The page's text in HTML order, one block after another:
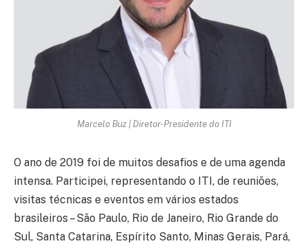
Marcelo Buz | Diretor-Presidente do ITI
O ano de 2019 foi de muitos desafios e de uma agenda
intensa. Participei, representando o ITI, de reuniões,
visitas técnicas e eventos em vários estados
brasileiros – São Paulo, Rio de Janeiro, Rio Grande do
Sul, Santa Catarina, Espírito Santo, Minas Gerais, Pará,